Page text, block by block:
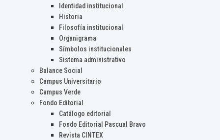
Identidad institucional
Historia
Filosofía institucional
Organigrama
Símbolos institucionales
Sistema administrativo
Balance Social
Campus Universitario
Campus Verde
Fondo Editorial
Catálogo editorial
Fondo Editorial Pascual Bravo
Revista CINTEX